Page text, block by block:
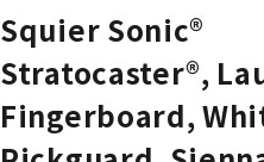
中古管楽器
管楽器小物
CD/楽譜・
Squier Sonic®
Stratocaster®,
Fingerboard,